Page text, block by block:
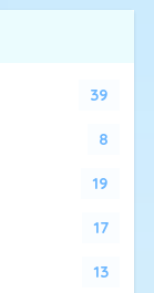
39
8
19
17
13